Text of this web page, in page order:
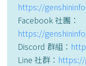
https://
Facebook 社團：
https://
Discord 群組：
Line 社群：